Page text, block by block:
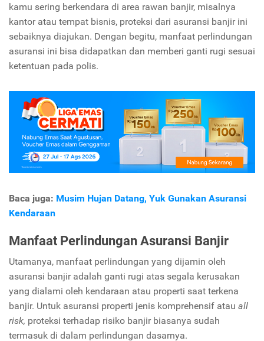
kamu sering berkendara di area rawan banjir, misalnya
kantor atau tempat bisnis, proteksi dari asuransi banjir ini
sebaiknya diajukan. Dengan begitu, manfaat perlindungan
asuransi ini bisa didapatkan dan memberi ganti rugi sesuai
ketentuan pada polis.
Baca juga: Musim Hujan Datang, Yuk Gunakan Asuransi
Kendaraan
Manfaat Perlindungan Asuransi Banjir
Utamanya, manfaat perlindungan yang dijamin oleh
asuransi banjir adalah ganti rugi atas segala kerusakan
yang dialami oleh kendaraan atau properti saat terkena
banjir. Untuk asuransi properti jenis komprehensif atau all
risk, proteksi terhadap risiko banjir biasanya sudah
termasuk di dalam perlindungan dasarnya.